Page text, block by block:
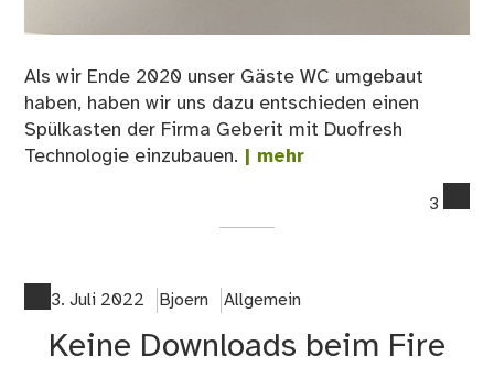
Als wir Ende 2020 unser Gäste WC umgebaut
haben, haben wir uns dazu entschieden einen
Spülkasten der Firma Geberit mit Duofresh
Technologie einzubauen. | mehr
3
3. Juli 2022 Bjoern Allgemein
Keine Downloads beim Fire